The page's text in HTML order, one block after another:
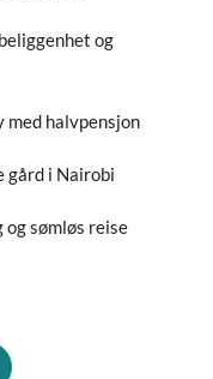
og
med halvpensjon
gård i Nairobi
sømløs reise